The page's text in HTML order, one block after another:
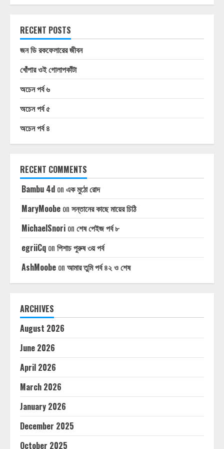
RECENT POSTS
জন ডি রকফেলারের জীবন
খোঁপার ওই গোলাপকাঁটা
অচেন পর্ব ৬
অচেন পর্ব ৫
অচেন পর্ব ৪
RECENT COMMENTS
Bambu 4d on এক মুঠো রোদ
MaryMoobe on সন্তানের কাছে মায়ের চিঠি
MichaelSnori on শেষ পেইজ পর্ব ৮
egriiCq on পিশাচ পুরুষ ৩য় পর্ব
AshMoobe on আমার তুমি পর্ব ৪২ ও শেষ
ARCHIVES
August 2026
June 2026
April 2026
March 2026
January 2026
December 2025
October 2025